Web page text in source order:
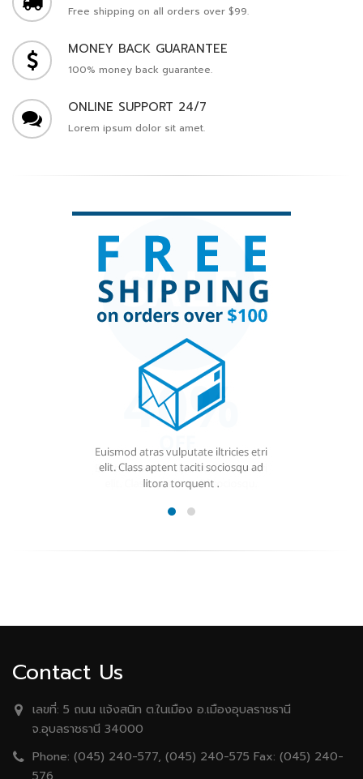
Free shipping on all orders over $99.
MONEY BACK GUARANTEE
100% money back guarantee.
ONLINE SUPPORT 24/7
Lorem ipsum dolor sit amet.
Contact Us
เลขที่: 5 ถนน เเจ้งสนิท ต.ในเมือง อ.เมืองอุบลราชธานี
จ.อุบลราชธานี 34000
Phone: (045) 240-577, (045) 240-575 Fax: (045) 240-
576